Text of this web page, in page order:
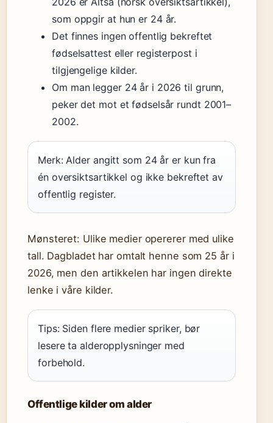
som oppgir at hun er 24 år.
Det finnes ingen offentlig bekreftet
fødselsattest eller registerpost i
tilgjengelige kilder.
Om man legger 24 år i 2026 til grunn,
peker det mot et fødselsår rundt 2001–
2002.
Merk: Alder angitt som 24 år er kun fra
én oversiktsartikkel og ikke bekreftet av
offentlig register.
Mønsteret: Ulike medier opererer med ulike
tall. Dagbladet har omtalt henne som 25 år i
2026, men den artikkelen har ingen direkte
lenke i våre kilder.
Tips: Siden flere medier spriker, bør
lesere ta alderopplysninger med
forbehold.
Offentlige kilder om alder